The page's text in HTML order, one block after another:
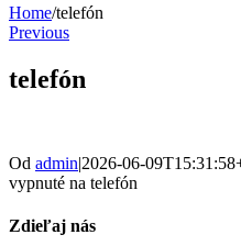
Home/telefón
Previous
telefón
Od admin|2026-06-
vypnuté na telefón
Zdieľaj nás